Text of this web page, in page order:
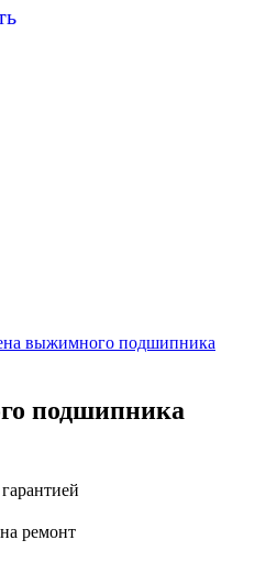
выжимного подшипника
подшипника
ремонт